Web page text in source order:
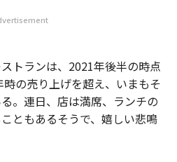
トランは、2021年後半の時点
の売り上げを超え、いまもそ
。連日、店は満席、ランチの
ともあるそうで、嬉しい悲鳴